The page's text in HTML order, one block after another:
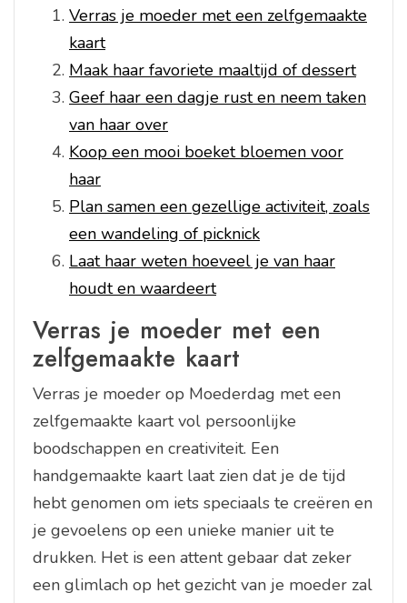
Verras je moeder met een zelfgemaakte
kaart
Maak haar favoriete maaltijd of dessert
Geef haar een dagje rust en neem taken
van haar over
Koop een mooi boeket bloemen voor
haar
Plan samen een gezellige activiteit, zoals
een wandeling of picknick
Laat haar weten hoeveel je van haar
houdt en waardeert
Verras je moeder met een
zelfgemaakte kaart
Verras je moeder op Moederdag met een
zelfgemaakte kaart vol persoonlijke
boodschappen en creativiteit. Een
handgemaakte kaart laat zien dat je de tijd
hebt genomen om iets speciaals te creëren en
je gevoelens op een unieke manier uit te
drukken. Het is een attent gebaar dat zeker
een glimlach op het gezicht van je moeder zal